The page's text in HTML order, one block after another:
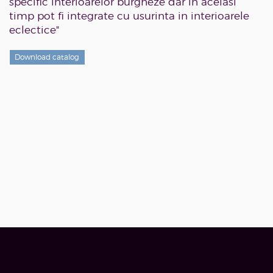
timp pot fi integrate cu usurinta in interioarele
eclectice"
Download catalog